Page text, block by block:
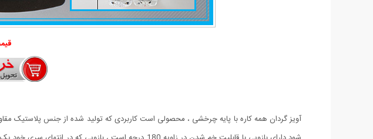
آویز گردان همه کاره با پایه چرخشی ، محصولی است کاربردی که تولید شده از جنس پلاستیک